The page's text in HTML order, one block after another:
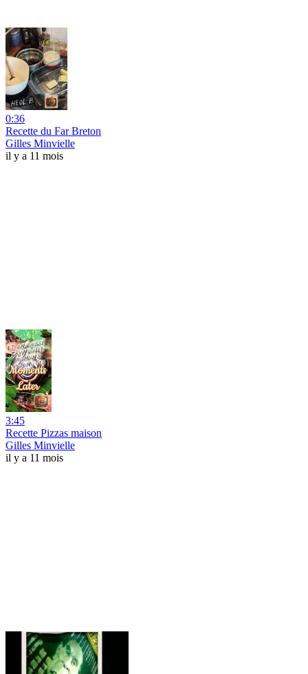
0:36
Recette du Far Breton
Gilles Minvielle
il y a 11 mois
3:45
Recette Pizzas maison
Gilles Minvielle
il y a 11 mois